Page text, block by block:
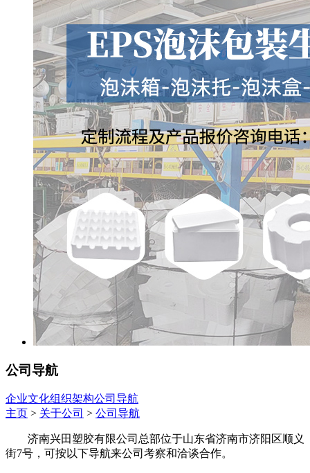
公司导航
企业文化组织架构公司导航
主页 > 关于公司 > 公司导航
济南兴田塑胶有限公司总部位于山东省济南市济阳区顺义
街7号， 可按以下导航来公司考察和洽谈合作。